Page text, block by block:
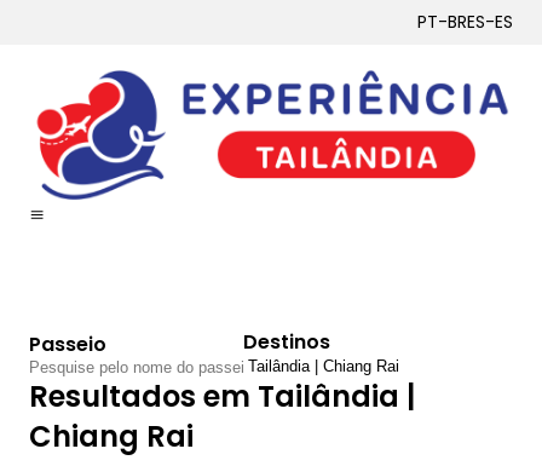
PT-BRES-ES
Passeio Destinos
Resultados em Tailândia |
Chiang Rai